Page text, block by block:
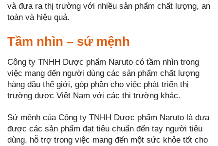
và đưa ra thị trường với nhiều sản phẩm chất lượng, an
toàn và hiệu quả.
Tầm nhìn – sứ mệnh
Công ty TNHH Dược phẩm Naruto có tầm nhìn trong
việc mang đến người dùng các sản phẩm chất lượng
hàng đầu thế giới, góp phần cho việc phát triển thị
trường dược Việt Nam với các thị trường khác.
Sứ mệnh của Công ty TNHH Dược phẩm Naruto là đưa
được các sản phẩm đạt tiêu chuẩn đến tay người tiêu
dùng, hỗ trợ trong việc mang đến một sức khỏe tốt cho